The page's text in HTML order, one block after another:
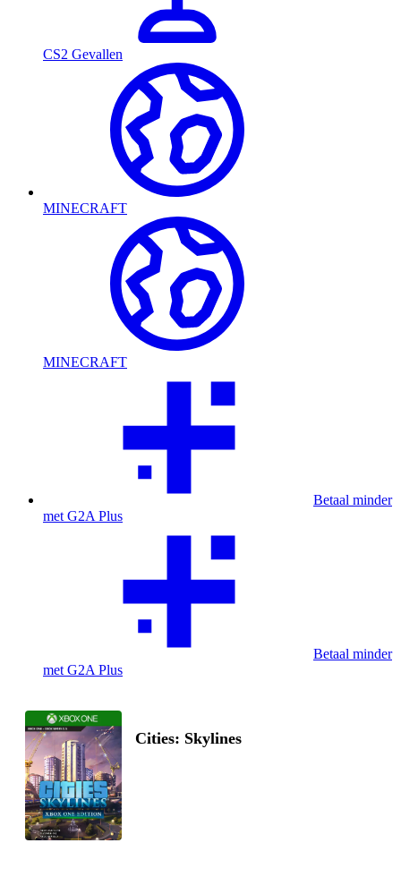
CS2 Gevallen
MINECRAFT
MINECRAFT
Betaal minder
met G2A Plus
Betaal minder
met G2A Plus
Cities: Skylines